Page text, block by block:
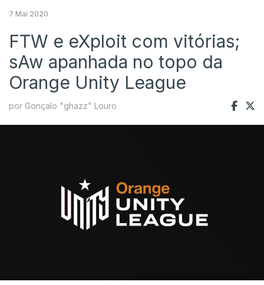
7 Mai 2020
FTW e eXploit com vitórias;
sAw apanhada no topo da
Orange Unity League
por Gonçalo "ghazz" Louro